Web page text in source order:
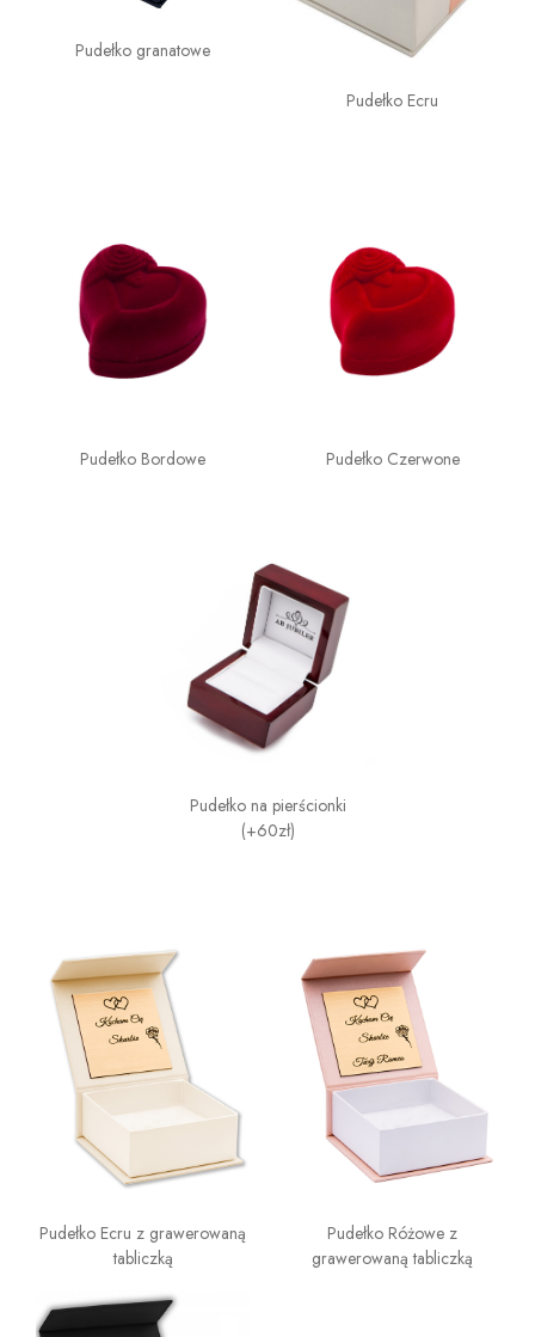
Pudełko granatowe
Pudełko Ecru
Pudełko Bordowe Pudełko Czerwone
Pudełko na pierścionki
(+60zł)
Pudełko Ecru z grawerowaną
tabliczką
Pudełko Różowe z
grawerowaną tabliczką